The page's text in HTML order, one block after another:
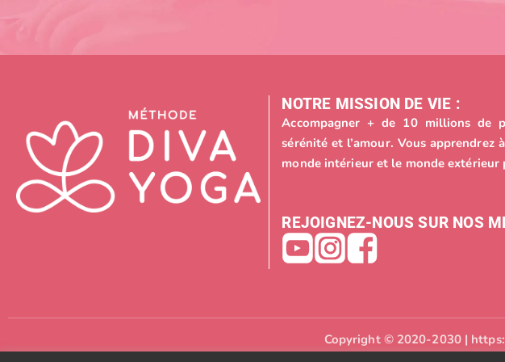
NOTRE MISSION DE VIE :
Accompagner + de 10 millions de
sérénité et l’amour. Vous
monde intérieur et le monde extérieur
REJOIGNEZ-NOUS SUR NOS
Copyright © 2020-2030 |